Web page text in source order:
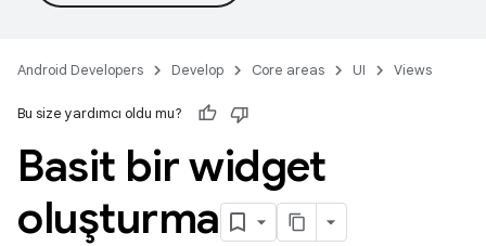
Android Developers Develop Core areas UI Views
Bu size yardımcı oldu mu?
Basit bir widget
oluşturma